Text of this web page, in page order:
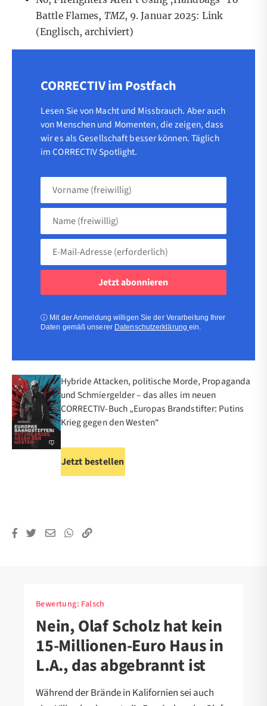
Battle Flames, TMZ, 9. Januar 2025: Link
(Englisch, archiviert)
CORRECTIV im Postfach
Lesen Sie von Macht und Missbrauch. Aber auch
von Menschen und Momenten, die zeigen, dass
wir es als Gesellschaft besser können. Täglich
im CORRECTIV Spotlight.
Vorname
Name
(freiwillig)
Adresse
ⓘ Mit der Anmeldung willigen Sie der Verarbeitung Ihrer
Daten gemäß unserer Datenschutzerklärungein.
Hybride Attacken, politische Morde, Propaganda
und Schmiergelder – das alles im neuen
CORRECTIV-Buch „Europas Brandstifter: Putins
Krieg gegen den Westen“
Jetzt bestellen
Bewertung: Falsch
Nein, Olaf Scholz hat kein
15-Millionen-Euro Haus in
L.A., das abgebrannt ist
Während der Brände in Kalifornien sei auch